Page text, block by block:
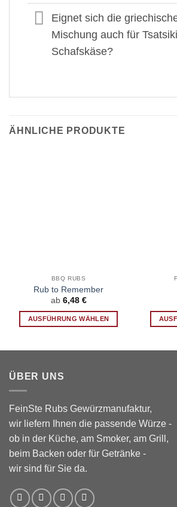
Eignet sich die
Mischung auch für
Schafskäse?
ÄHNLICHE PRODUKTE
BBQ RUBS
Rub to Remember
ab 6,48 €
AUSFÜHRUNG WÄHLEN
Die
Optionen
auf
der
Produktseite
werden
ÜBER UNS
FeinSte Rubs Gewürzmanufaktur,
wir liefern Ihnen die passende Würze -
ob in der Küche, am Smoker, am Grill,
beim Backen oder für Getränke -
wir sind für Sie da.